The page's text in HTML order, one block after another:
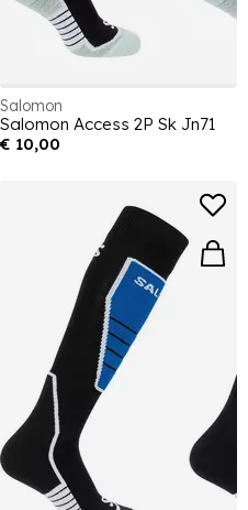
Salomon
Salomon Access 2P Sk Jn71
€ 10,00